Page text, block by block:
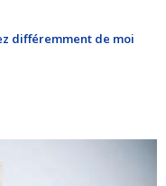
différemment de moi